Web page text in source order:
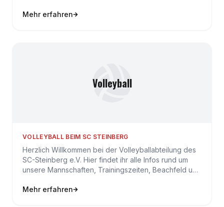
Mehr erfahren
Volleyball
VOLLEYBALL BEIM SC STEINBERG
Herzlich Willkommen bei der Volleyballabteilung des
SC-Steinberg e.V. Hier findet ihr alle Infos rund um
unsere Mannschaften, Trainingszeiten, Beachfeld und
Mehr erfahren